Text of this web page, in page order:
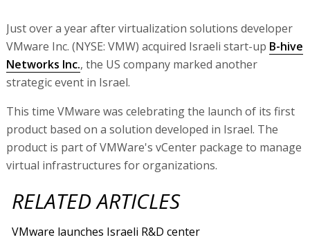
Just over a year after virtualization solutions developer
VMware Inc. (NYSE: VMW) acquired Israeli start-up B-hive
Networks Inc., the US company marked another
strategic event in Israel.
This time VMware was celebrating the launch of its first
product based on a solution developed in Israel. The
product is part of VMWare's vCenter package to manage
virtual infrastructures for organizations.
RELATED ARTICLES
VMware launches Israeli R&D center